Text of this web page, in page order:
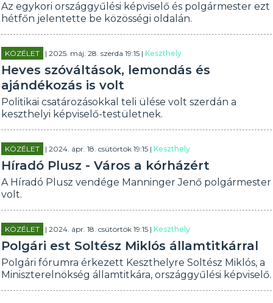
Az egykori országgyűlési képviselő és polgármester ezt
hétfőn jelentette be közösségi oldalán.
KÖZÉLET | 2025. máj. 28. szerda 19:15 |Keszthely
Heves szóváltások, lemondás és
ajándékozás is volt
Politikai csatározásokkal teli ülése volt szerdán a
keszthelyi képviselő-testületnek.
KÖZÉLET | 2024. ápr. 18. csütörtök 19:15 |Keszthely
Híradó Plusz - Város a kórházért
A Híradó Plusz vendége Manninger Jenő polgármester
volt.
KÖZÉLET | 2024. ápr. 18. csütörtök 19:15 |Keszthely
Polgári est Soltész Miklós államtitkárral
Polgári fórumra érkezett Keszthelyre Soltész Miklós, a
Miniszterelnökség államtitkára, országgyűlési képviselő.